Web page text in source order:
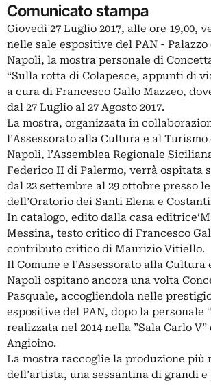
Comunicato stampa
Giovedì 27 Luglio 2017, alle ore 19,00,
nelle sale espositive del PAN -
Napoli, la mostra personale di
“Sulla rotta di Colapesce, appunti di
a cura di Francesco Gallo Mazzeo,
dal 27 Luglio al 27 Agosto 2017.
La mostra, organizzata in
l’Assessorato alla Cultura e al
Napoli, l’Assemblea Regionale
Federico II di Palermo, verrà ospitata
dal 22 settembre al 29 ottobre presso
dell’Oratorio dei Santi Elena e
In catalogo, edito dalla casa
Messina, testo critico di Francesco
contributo critico di Maurizio Vitiello.
Il Comune e l’Assessorato alla Cultura
Napoli ospitano ancora una volta
Pasquale, accogliendola nelle
espositive del PAN, dopo la personale
realizzata nel 2014 nella ”Sala Carlo
Angioino.
La mostra raccoglie la produzione più
dell’artista, una sessantina di grandi